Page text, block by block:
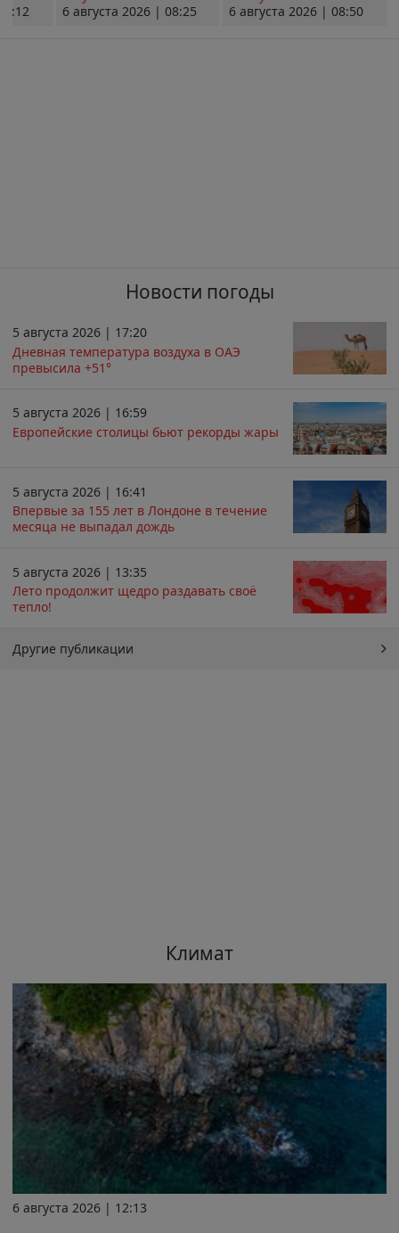
6 августа 2026 | 08:25
6 августа 2026 | 08:50
Новости погоды
5 августа 2026 | 17:20
Дневная температура воздуха в ОАЭ
превысила +51°
5 августа 2026 | 16:59
Европейские столицы бьют рекорды жары
5 августа 2026 | 16:41
Впервые за 155 лет в Лондоне в течение
месяца не выпадал дождь
5 августа 2026 | 13:35
Лето продолжит щедро раздавать своё
тепло!
Другие публикации
Климат
6 августа 2026 | 12:13